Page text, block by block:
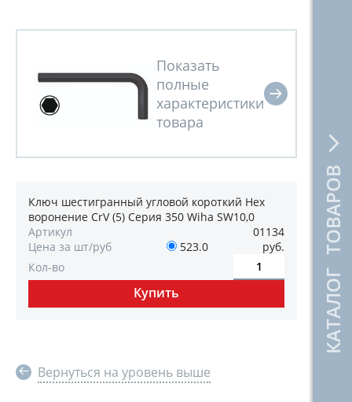
КАТАЛОГ ТОВАРОВ
Ключ шестигранный угловой короткий Hex
воронение CrV (5) Серия 350 Wiha SW10,0
Артикул
01134
Цена за шт/руб
523.0
руб.
Кол-во
Вернуться на уровень выше